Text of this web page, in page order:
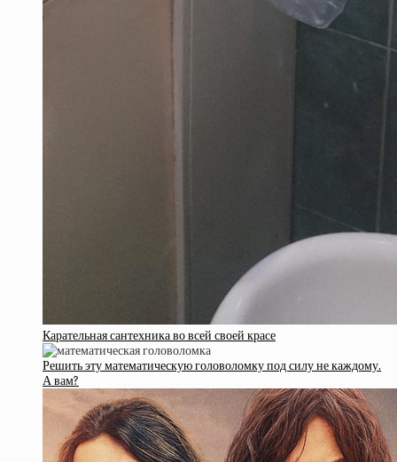
Карательная сантехника во всей своей красе
Решить эту математическую головоломку под силу не каждому.
А вам?